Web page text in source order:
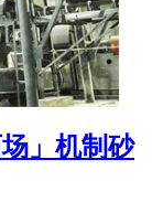
」机制砂